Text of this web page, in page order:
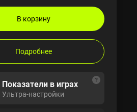
В корзину
Подробнее
Показатели в играх
Ультра-настройки